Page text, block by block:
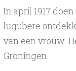
In april 1917
lugubere
van een vrouw.
Groningen.